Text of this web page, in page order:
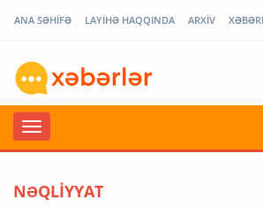
ANA SƏHİFƏ LAYİHƏ HAQQINDA ARXİV
NƏQLİYYAT